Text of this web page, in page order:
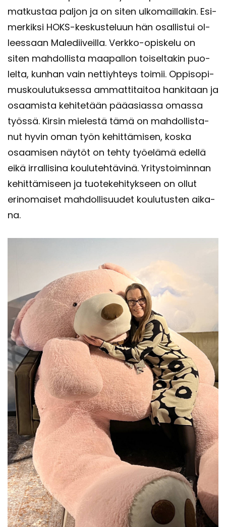
mat­kus­taa pal­jon ja on siten ul­ko­mail­la­kin. Esi­
mer­kik­si HOKS-​keskusteluun hän osal­lis­tui ol­
lees­saan Ma­le­dii­veil­la. Verkko-​opiskelu on
siten mah­dol­lis­ta maa­pal­lon toi­sel­ta­kin puo­
lel­ta, kun­han vain net­tiyh­teys toi­mii. Op­pi­so­pi­
mus­kou­lu­tuk­ses­sa am­mat­ti­tai­toa han­ki­taan ja
osaa­mis­ta ke­hi­te­tään pää­asias­sa omas­sa
työs­sä. Kir­sin mie­les­tä tämä on mah­dol­lis­ta­
nut hyvin oman työn ke­hit­tä­mi­sen, koska
osaa­mi­sen näy­töt on tehty työ­elä­mä edel­lä
eikä ir­ral­li­si­na kou­lu­teh­tä­vi­nä. Yri­tys­toi­min­nan
ke­hit­tä­mi­seen ja tuo­te­ke­hi­tyk­seen on ollut
erin­omai­set mah­dol­li­suu­det kou­lu­tus­ten ai­ka­
na.